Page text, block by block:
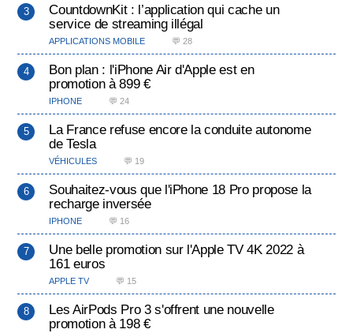
CountdownKit : l’application qui cache un
service de streaming illégal
APPLICATIONS MOBILE 💬 28
Bon plan : l'iPhone Air d'Apple est en
promotion à 899 €
IPHONE 💬 24
La France refuse encore la conduite autonome
de Tesla
VÉHICULES 💬 19
Souhaitez-vous que l'iPhone 18 Pro propose la
recharge inversée
IPHONE 💬 16
Une belle promotion sur l'Apple TV 4K 2022 à
161 euros
APPLE TV 💬 15
Les AirPods Pro 3 s'offrent une nouvelle
promotion à 198 €